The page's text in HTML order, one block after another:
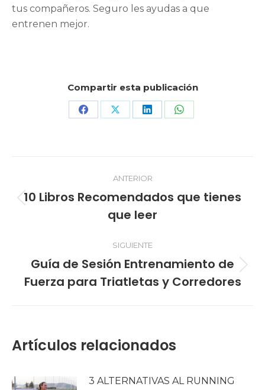
tus compañeros. Seguro les ayudas a que
entrenen mejor.
Compartir esta publicación
Share Share Share Share
Navegación
entre
publicaciones
ANTERIOR
Publicación
anterior:
10 Libros Recomendados que tienes
que leer
SIGUIENTE
Publicación
siguiente:
Guía de Sesión Entrenamiento de
Fuerza para Triatletas y Corredores
Artículos relacionados
3 ALTERNATIVAS AL RUNNING